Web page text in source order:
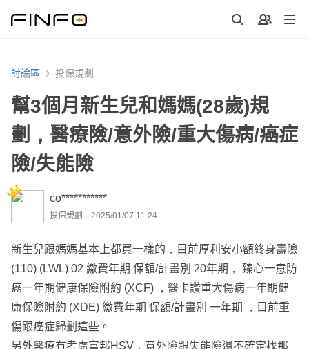
討論區 投保規劃
幫3個月新生兒和媽媽(28歲)規
劃，醫療險/意外險/重大傷病/癌症
險/失能險
co***********
投保規劃．2025/01/07 11:24
新生兒跟媽媽基本上都買一樣的，目前厚利安小額終身壽險
(110) (LWL) 02 繳費年期 保額/計畫別 20年期， 臻心一意防
癌一年期健康保險附約 (XCF) ，醫卡讚重大傷病一年期健
康保險附約 (XDE) 繳費年期 保額/計畫別 一年期 ，目前重
傷跟癌症歸劃這些。
另外醫療有考慮富邦HSV，意外險跟失能險還不確定找那